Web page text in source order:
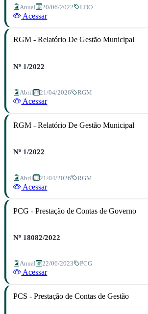
Anual 20/06/2022 LDO
Acessar
RGM - Relatório De Gestão Municipal
Nº 1/2022
Abril 21/04/2026 RGM
Acessar
RGM - Relatório De Gestão Municipal
Nº 1/2022
Abril 21/04/2026 RGM
Acessar
PCG - Prestação de Contas de Governo
Nº 18082/2022
Anual 22/06/2023 PCG
Acessar
PCS - Prestação de Contas de Gestão